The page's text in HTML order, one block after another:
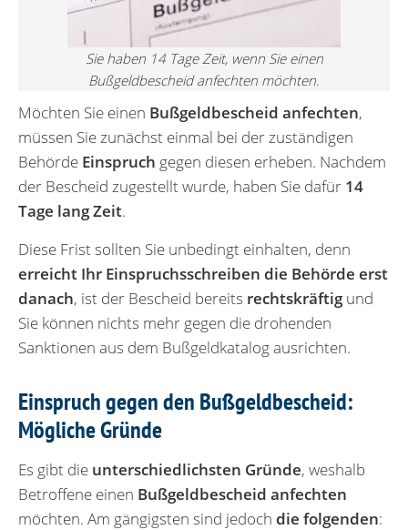
Sie haben 14 Tage Zeit, wenn Sie einen
Bußgeldbescheid anfechten möchten.
Möchten Sie einen Bußgeldbescheid anfechten,
müssen Sie zunächst einmal bei der zuständigen
Behörde Einspruch gegen diesen erheben. Nachdem
der Bescheid zugestellt wurde, haben Sie dafür 14
Tage lang Zeit.
Diese Frist sollten Sie unbedingt einhalten, denn
erreicht Ihr Einspruchsschreiben die Behörde erst
danach, ist der Bescheid bereits rechtskräftigund
Sie können nichts mehr gegen die drohenden
Sanktionen aus dem Bußgeldkatalog ausrichten.
Einspruch gegen den Bußgeldbescheid:
Mögliche Gründe
Es gibt die unterschiedlichsten Gründe, weshalb
Betroffene einen Bußgeldbescheid anfechten
möchten. Am gängigsten sind jedoch die folgenden: